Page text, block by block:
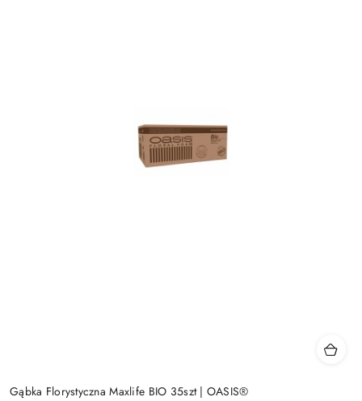
Gąbka Florystyczna Maxlife BIO 35szt | OASIS®